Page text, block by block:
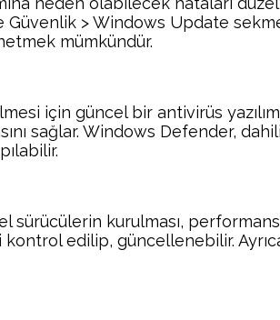
Güvenlik > Windows Update
mümkündür.
için güncel bir antivirüs yazılımı
sağlar. Windows Defender,
kurulması,
kontrol edilip, güncellenebilir.